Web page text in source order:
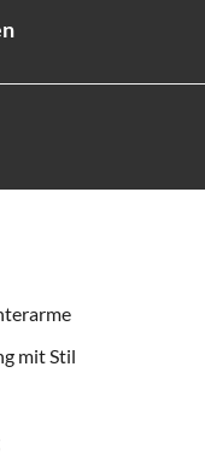
mit Stil